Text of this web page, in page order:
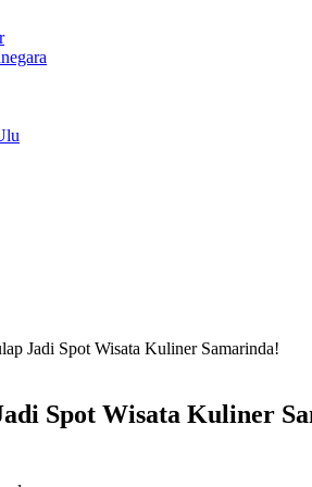
Jadi Spot Wisata Kuliner Samarinda!
Spot Wisata Kuliner